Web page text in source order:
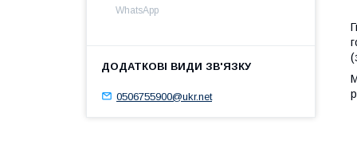
WhatsApp
0506755900@ukr.net